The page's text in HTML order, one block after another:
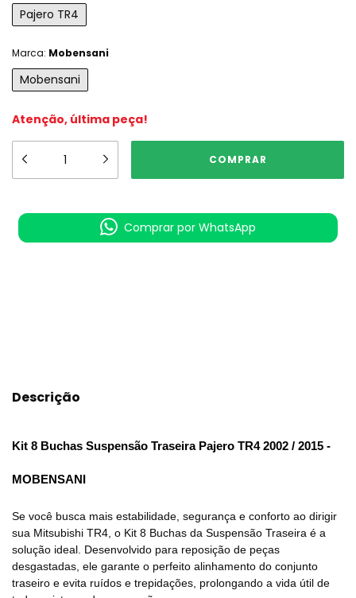
Pajero TR4
Marca: Mobensani
Mobensani
Atenção, última peça!
Comprar por WhatsApp
Descrição
Kit 8 Buchas Suspensão Traseira Pajero TR4 2002 / 2015 -
MOBENSANI
Se você busca mais estabilidade, segurança e conforto ao dirigir
sua Mitsubishi TR4, o Kit 8 Buchas da Suspensão Traseira é a
solução ideal. Desenvolvido para reposição de peças
desgastadas, ele garante o perfeito alinhamento do conjunto
traseiro e evita ruídos e trepidações, prolongando a vida útil de